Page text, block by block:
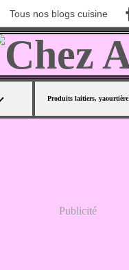
Tous nos blogs cuisine
Produits laitiers, yaourtière
Publicité